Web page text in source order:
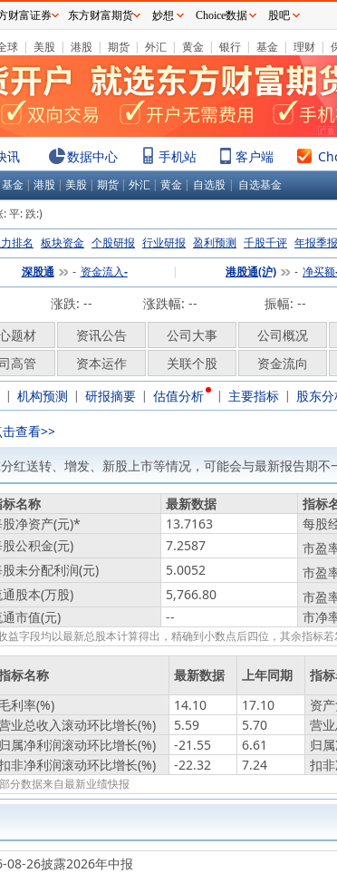
球 | 美股 | 港股 | 期货 | 外汇 | 黄金 | 银行 | 基金 | 理财 |
讯 数据中心 手机站 客户端
基金 | 港股 | 美股 | 期货 | 外汇 | 黄金 | 自选股 | 自选基金
:平:跌:)
排名 板块资金 个股研报 行业研报 盈利预测 千股千评 年报季报
深股通 - 资金流入- | 港股通(沪) - 净买额
涨跌: -- 涨跌幅: -- 振幅: --
题材 资讯公告 公司大事 公司概况
高管 资本运作 关联个股 资金流向
| 机构预测 | 研报摘要 | 估值分析 | 主要指标 | 股东
查看>>
红送转、增发、新股上市等情况，可能会与最新报告期不
名称 最新数据 指标
净资产(元)* 13.7163 每股
公积金(元) 7.2587 市盈
未分配利润(元) 5.0052 市盈
股本(万股) 5,766.80 市盈
市值(元) -- 市净
字段均以最新总股本计算得出，精确到小数点后四位，其余指标
标名称 最新数据 上年同期 指
利率(%) 14.10 17.10 资
业总收入滚动环比增长(%) 5.59 5.70 营
归属净利润滚动环比增长(%) -21.55 6.61 归
非净利润滚动环比增长(%) -22.32 7.24 扣
分数据来自最新业绩快报
08-26披露2026年中报
财富证券 东方财富期货 妙想 Choice数据 股吧